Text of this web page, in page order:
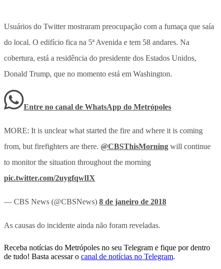
Usuários do Twitter mostraram preocupação com a fumaça que saía
do local. O edifício fica na 5ª Avenida e tem 58 andares. Na
cobertura, está a residência do presidente dos Estados Unidos,
Donald Trump, que no momento está em Washington.
Entre no canal de WhatsApp do Metrópoles
MORE: It is unclear what started the fire and where it is coming
from, but firefighters are there. @CBSThisMorning will continue
to monitor the situation throughout the morning
pic.twitter.com/2uygfqwlIX
— CBS News (@CBSNews) 8 de janeiro de 2018
As causas do incidente ainda não foram reveladas.
Receba notícias do Metrópoles no seu Telegram e fique por dentro
de tudo! Basta acessar o canal de notícias no Telegram.